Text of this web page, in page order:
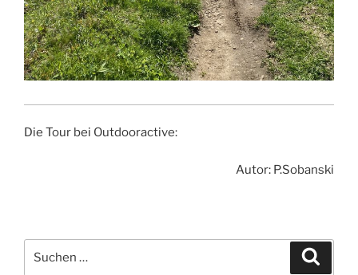
Die Tour bei Outdooractive:
Autor: P.Sobanski
nach: